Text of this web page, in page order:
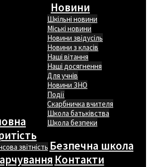
Новини
Шкільні новини
Міські новини
Новини звідусіль
Новини з класів
Наші вітання
Наші досягнення
Для учнів
Новини ЗНО
Події
Скарбничка вчителя
Школа батьківства
Школа безпеки
звітність Безпечна школа
Контакти